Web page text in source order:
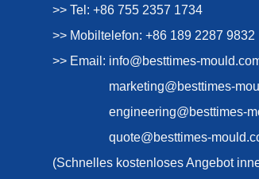
>> Tel: +86 755 2357 1734
>> Mobiltelefon: +86 189 2287 9832
>> Email: info@besttimes-
marketing@besttimes-
engineering@besttimes-
quote@besttimes-
(Schnelles kostenloses Angebot